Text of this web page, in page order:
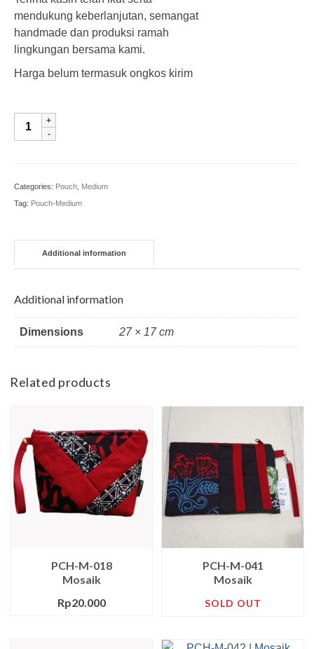
mendukung keberlanjutan, semangat
handmade dan produksi ramah
lingkungan bersama kami.
Harga belum termasuk ongkos kirim
PCH-
Mosaik
quantity
Categories: Pouch Medium
Tag: Pouch-Medium
Additional information
Additional information
Dimensions 27 × 17 cm
Related products
PCH-M-018
Mosaik
Rp20.000
PCH-M-041
Mosaik
SOLD OUT